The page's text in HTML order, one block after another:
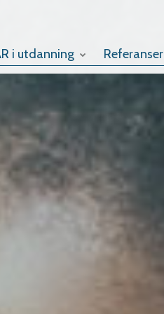
i utdanning Referanser